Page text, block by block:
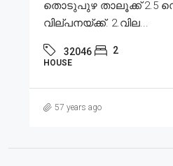
തൊടുപുഴ താലൂക്ക് 2.5
വില്പനയ്ക്ക്. 2.വില...
32046 2
HOUSE
57 years ago